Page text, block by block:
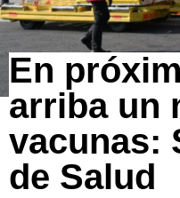
En
arriba un
vacunas:
de Salud